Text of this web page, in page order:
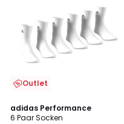
Outlet
adidas Performance
6 Paar Socken
4,8
/ 5